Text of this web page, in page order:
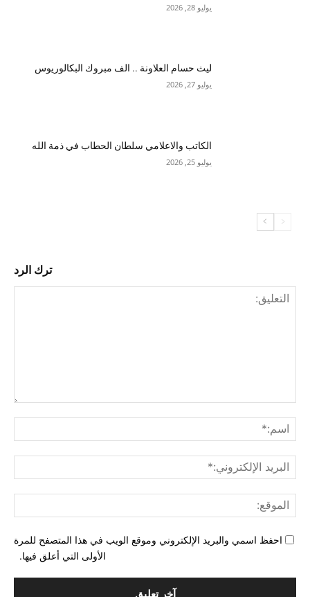
يوليو 28, 2026
ليث حسام العلاونة .. الف مبروك البكالوريوس
يوليو 27, 2026
الكاتب والاعلامي سلطان الحطاب في ذمة الله
يوليو 25, 2026
ترك الرد
احفظ اسمي والبريد الإلكتروني وموقع الويب في هذا المتصفح للمرة
الأولى التي أعلق فيها.